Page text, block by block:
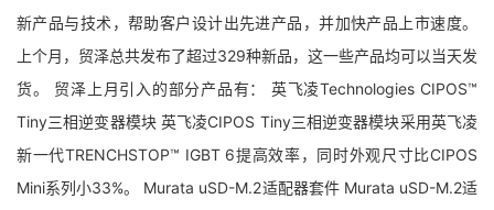
新产品与技术，帮助客户设计出先进产品，并加快产品上市速度。
上个月，贸泽总共发布了超过329种新品，这一些产品均可以当天发
货。 贸泽上月引入的部分产品有： 英飞凌Technologies CIPOS™
Tiny三相逆变器模块 英飞凌CIPOS Tiny三相逆变器模块采用英飞凌
新一代TRENCHSTOP™ IGBT 6提高效率，同时外观尺寸比CIPOS
Mini系列小33%。 Murata uSD-M.2适配器套件 Murata uSD-M.2适